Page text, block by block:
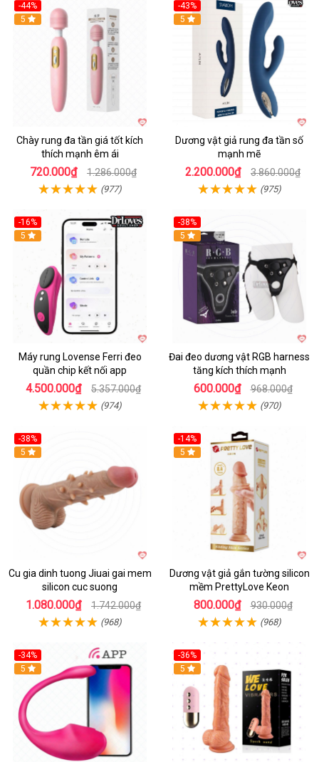
-44%
Hot
5
Chày rung đa tần giá tốt kích
thích mạnh êm ái
720.000₫ 1.286.000₫
(977)
-43%
Hot
5
Dương vật giả rung đa tần số
mạnh mẽ
2.200.000₫ 3.860.000₫
(975)
-16%
Hot
5
Máy rung Lovense Ferri đeo
quần chip kết nối app
4.500.000₫ 5.357.000₫
(974)
-38%
Hot
5
Đai đeo dương vật RGB harness
tăng kích thích mạnh
600.000₫ 968.000₫
(970)
-38%
5
Cu gia dinh tuong Jiuai gai mem
silicon cuc suong
1.080.000₫ 1.742.000₫
(968)
-14%
5
Dương vật giả gắn tường silicon
mềm PrettyLove Keon
800.000₫ 930.000₫
(968)
-34%
5
-36%
5